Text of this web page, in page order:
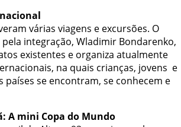
várias viagens e excursões. O
integração, Wladimir Bondarenko,
existentes e organiza atualmente
na quais crianças, jovens e
países se encontram, se conhecem e
A mini Copa do Mundo